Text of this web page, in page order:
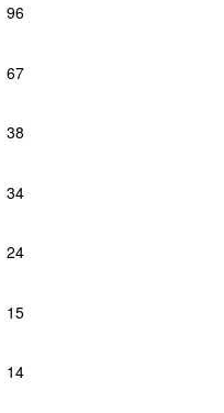
1
1
1
1
96
67
38
34
24
15
14